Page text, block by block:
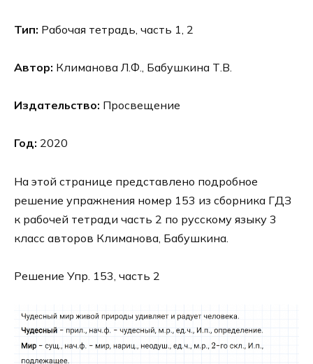
Тип: Рабочая тетрадь, часть 1, 2
Автор: Климанова Л.Ф., Бабушкина Т.В.
Издательство: Просвещение
Год: 2020
На этой странице представлено подробное
решение упражнения номер 153 из сборника ГДЗ
к рабочей тетради часть 2 по русскому языку 3
класс авторов Климанова, Бабушкина.
Решение Упр. 153, часть 2